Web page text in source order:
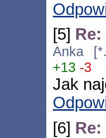
[5]
Anka
+13 -3
Jak
[6]